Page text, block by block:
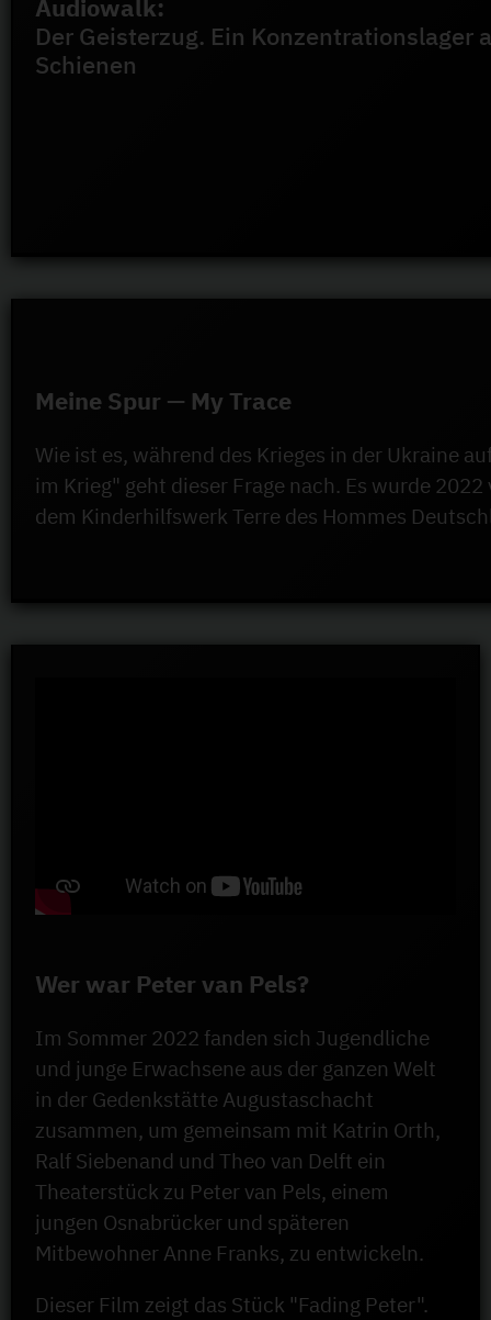
Audiowalk:
Der Geisterzug. Ein Konzentrationslager
Schienen
Meine Spur — My Trace
Wie ist es, während des Krieges in der Ukraine
im Krieg" geht dieser Frage nach. Es wurde
dem Kinderhilfswerk Terre des Hommes
Wer war Peter van Pels?
Im Sommer 2022 fanden sich Jugendliche
und junge Erwachsene aus der ganzen Welt
in der Gedenkstätte Augustaschacht
zusammen, um gemeinsam mit Katrin Orth,
Ralf Siebenand und Theo van Delft ein
Theaterstück zu Peter van Pels, einem
jungen Osnabrücker und späteren
Mitbewohner Anne Franks, zu entwickeln.
Dieser Film zeigt das Stück "Fading Peter".